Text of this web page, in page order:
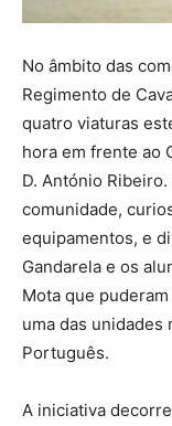
No âmbito das
Regimento de
quatro viaturas
hora em frente ao
D. António
comunidade,
equipamentos, e
Gandarela e os
Mota que
uma das unidades
Português.
A iniciativa